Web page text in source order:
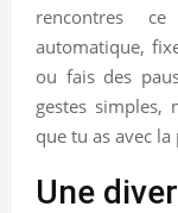
rencontres
automatique,
ou fais des
gestes simples,
que tu as avec
Une